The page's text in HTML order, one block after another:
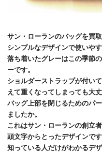
サン・ローランのバッグを買
シンプルなデザインで使いや
落ち着いたグレーはこの季節
ーです。
ショルダーストラップが付い
えて重くなってしまっても大丈
バッグ上部を閉じるためのパ
ましたか。
これはサン・ローランの創立
頭文字からとったデザインです
知っている人だけがわかるデ